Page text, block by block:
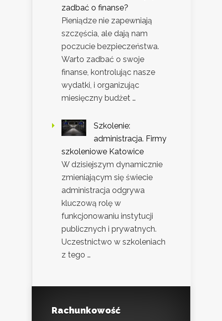
zadbać o finanse?
Pieniądze nie zapewniają
szczęścia, ale dają nam
poczucie bezpieczeństwa.
Warto zadbać o swoje
finanse, kontrolując nasze
wydatki, i organizując
miesięczny budżet …
Szkolenie:
administracja. Firmy
szkoleniowe Katowice
W dzisiejszym dynamicznie
zmieniającym się świecie
administracja odgrywa
kluczową rolę w
funkcjonowaniu instytucji
publicznych i prywatnych.
Uczestnictwo w szkoleniach
z tego …
Rachunkowość